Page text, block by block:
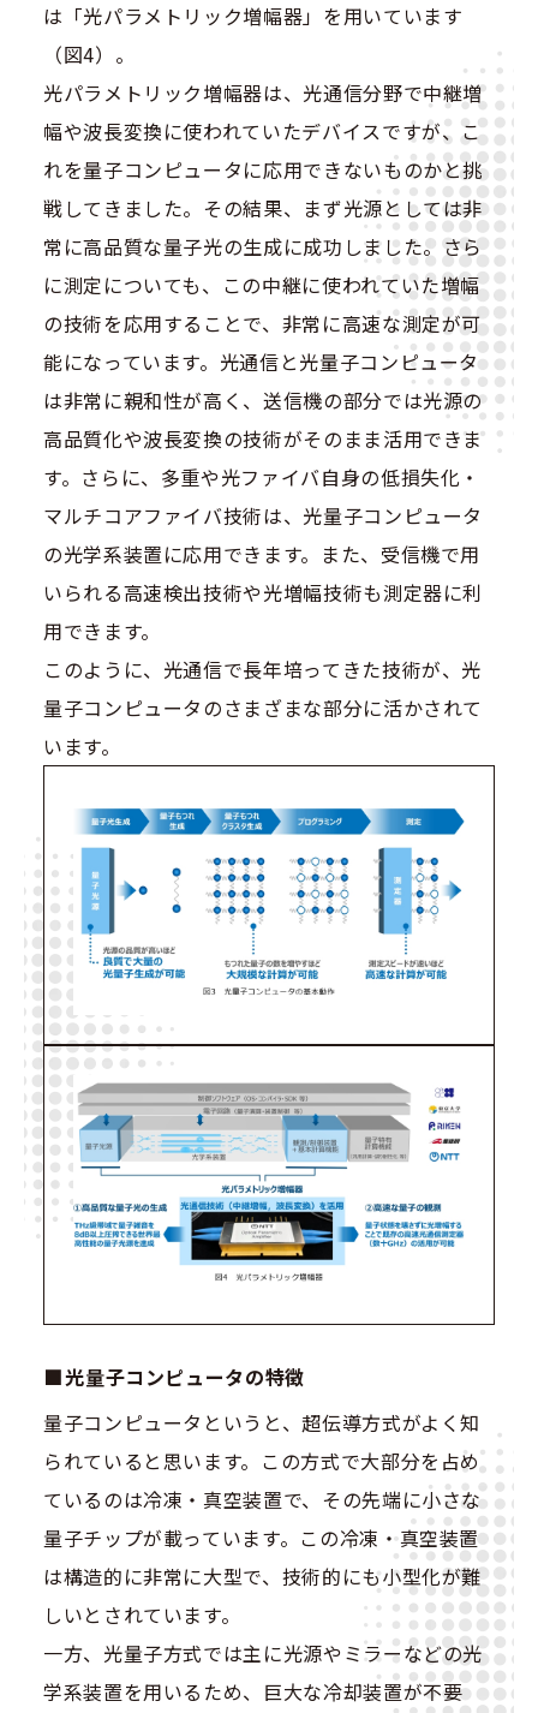
は「光パラメトリック増幅器」を用いています
（図4）。
光パラメトリック増幅器は、光通信分野で中継増
幅や波長変換に使われていたデバイスですが、こ
れを量子コンピュータに応用できないものかと挑
戦してきました。その結果、まず光源としては非
常に高品質な量子光の生成に成功しました。さら
に測定についても、この中継に使われていた増幅
の技術を応用することで、非常に高速な測定が可
能になっています。光通信と光量子コンピュータ
は非常に親和性が高く、送信機の部分では光源の
高品質化や波長変換の技術がそのまま活用できま
す。さらに、多重や光ファイバ自身の低損失化・
マルチコアファイバ技術は、光量子コンピュータ
の光学系装置に応用できます。また、受信機で用
いられる高速検出技術や光増幅技術も測定器に利
用できます。
このように、光通信で長年培ってきた技術が、光
量子コンピュータのさまざまな部分に活かされて
います。
光量子コンピュータの特徴
量子コンピュータというと、超伝導方式がよく知
られていると思います。この方式で大部分を占め
ているのは冷凍・真空装置で、その先端に小さな
量子チップが載っています。この冷凍・真空装置
は構造的に非常に大型で、技術的にも小型化が難
しいとされています。
一方、光量子方式では主に光源やミラーなどの光
学系装置を用いるため、巨大な冷却装置が不要